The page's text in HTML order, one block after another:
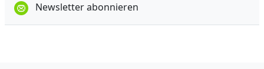
Newsletter abonnieren